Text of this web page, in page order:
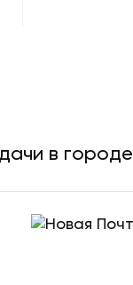
в городе